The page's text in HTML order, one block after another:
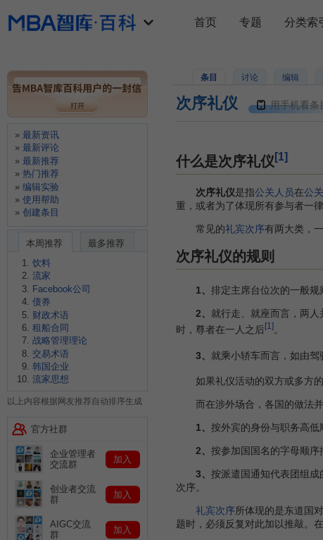
条目 讨论 编辑
次序礼仪 用手机看条
什么是次序礼仪[1]
次序礼仪是指公关人员在公
重，或者为了体现所有参与者一
常见的礼宾次序有两大类，
次序礼仪的规则
1、 排定主席台位次的一般
2、 就行走、就座而言，两
时，尊者在一人之后 [1] 。
3、 就乘小轿车而言，如由
如果礼仪活动的双方或多方的
而在涉外场合，各国的做法并
1、 按外宾的身份与职务高低
2、 按参加国国名的字母顺序
3、 按派遣国通知代表团组
次序。
礼宾次序所体现的是东道国
题时，必须反复对此加以推敲。
首页 专题 分类索引
最新资讯
最新评论
最新推荐
热门推荐
编辑实验
使用帮助
创建条目
本周推荐
最多推荐
饮料
流家
Facebook公司
债券
财政术语
租船合同
战略管理理论
交易术语
韩国企业
流家思想
以上内容根据网友推荐自动排序生成
官方社群
企业管理者
交流群
加入
创业者交流
群
加入
AIGC交流
群
加入